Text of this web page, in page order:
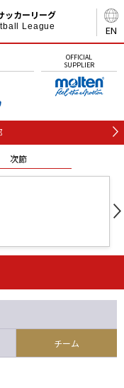
EN
ッカーリーグ
League
OFFICIAL
SUPPLIER
次節
石人の星
チーム